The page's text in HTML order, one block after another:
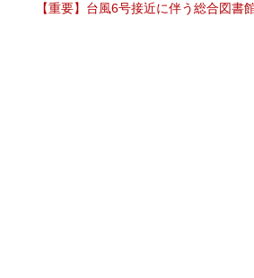
【重要】台風6号接近に伴う総合図書